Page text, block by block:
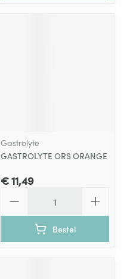
Gastrolyte
GASTROLYTE ORS ORANGE
€ 11,49
Bestel